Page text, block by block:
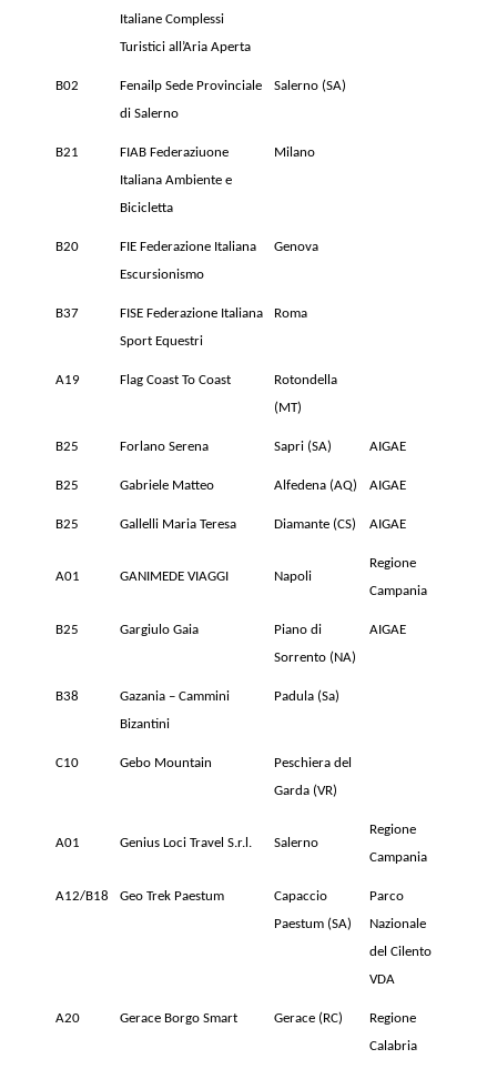
Italiane Complessi
Turistici all’Aria Aperta
B02
Fenailp Sede Provinciale
di Salerno
Salerno (SA)
B21
FIAB Federaziuone
Italiana Ambiente e
Bicicletta
Milano
B20
FIE Federazione Italiana
Escursionismo
Genova
B37
FISE Federazione Italiana
Sport Equestri
Roma
A19 Flag Coast To Coast
Rotondella
(MT)
B25 Forlano Serena Sapri (SA) AIGAE
B25 Gabriele Matteo Alfedena (AQ) AIGAE
B25 Gallelli Maria Teresa Diamante (CS) AIGAE
A01 GANIMEDE VIAGGI Napoli
Regione
Campania
B25 Gargiulo Gaia
Piano di
Sorrento (NA)
AIGAE
B38
Gazania – Cammini
Bizantini
Padula (Sa)
C10 Gebo Mountain
Peschiera del
Garda (VR)
A01 Genius Loci Travel S.r.l. Salerno
Regione
Campania
A12/B18 Geo Trek Paestum
Capaccio
Paestum (SA)
Parco
Nazionale
del Cilento
VDA
A20 Gerace Borgo Smart Gerace (RC)
Regione
Calabria